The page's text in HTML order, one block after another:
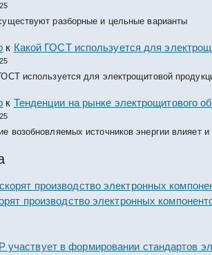
разборные и цельные варианты
к Какой ГОСТ используется для
используется для электрощитовой
к Тенденции на рынке электрощитового
возобновляемых источников энергии влияет
производство электронных